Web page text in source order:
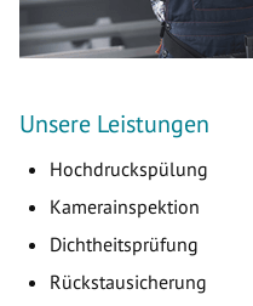
Unsere Leistungen
Hochdruckspülung
Kamerainspektion
Dichtheitsprüfung
Rückstausicherung